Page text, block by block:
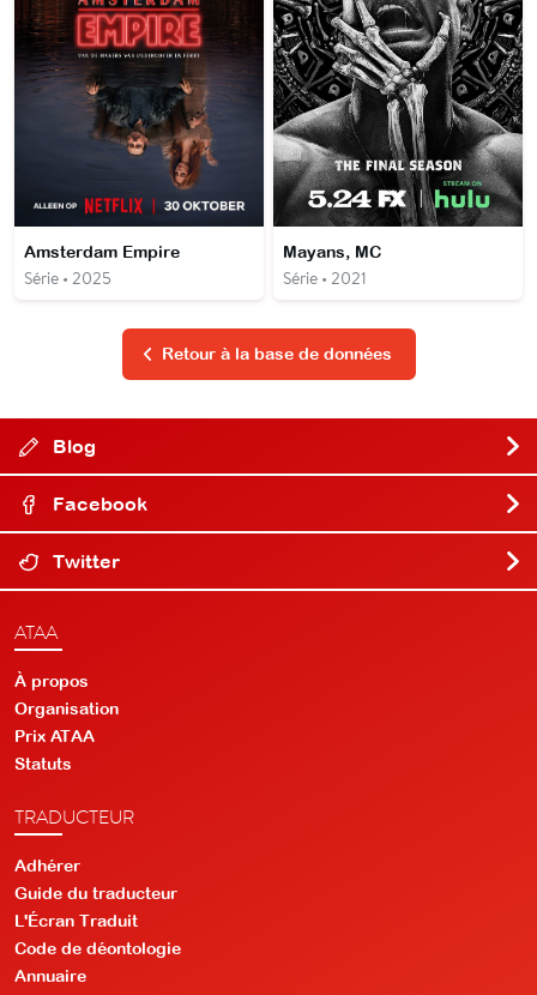
Amsterdam Empire
Série • 2025
Mayans, MC
Série • 2021
Retour à la base de données
Blog
Facebook
Twitter
ATAA
À propos
Organisation
Prix ATAA
Statuts
TRADUCTEUR
Adhérer
Guide du traducteur
L'Écran Traduit
Code de déontologie
Annuaire